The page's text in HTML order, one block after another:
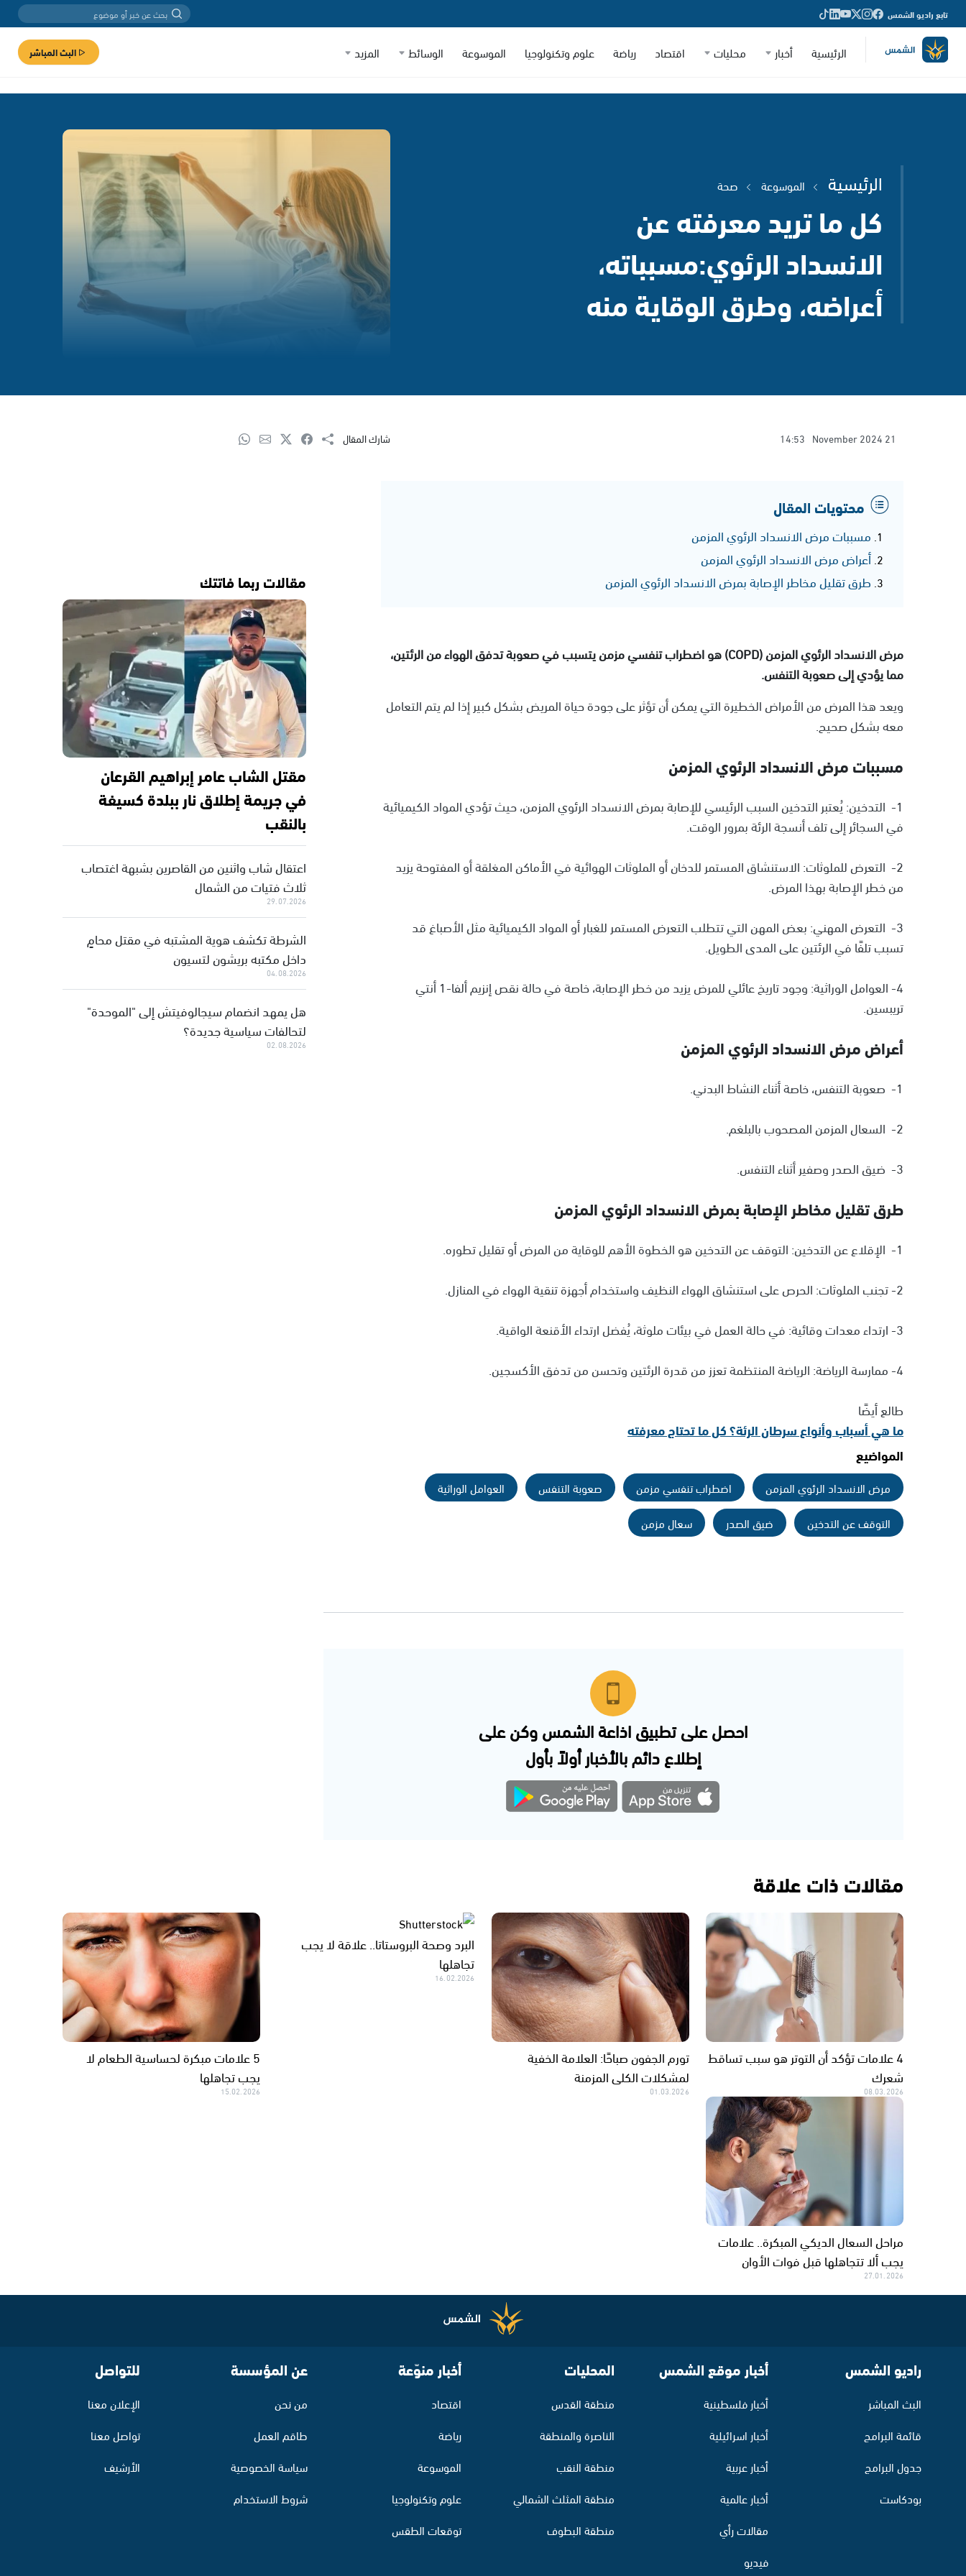
تابع راديو الشمس
الرئيسية أخبار محليات اقتصاد رياضة علوم وتكنولوجيا الموسوعة الوسائط المزيد البث المباشر
الرئيسية الموسوعة صحة
كل ما تريد معرفته عن
الانسداد الرئوي:مسبباته،
أعراضه، وطرق الوقاية منه
21 November 2024
14:53 شارك المقال
محتويات المقال
مسببات مرض الانسداد الرئوي المزمن
أعراض مرض الانسداد الرئوي المزمن
طرق تقليل مخاطر الإصابة بمرض الانسداد الرئوي المزمن
مرض الانسداد الرئوي المزمن (COPD) هو اضطراب تنفسي مزمن يتسبب في صعوبة تدفق الهواء من الرئتين،
مما يؤدي إلى صعوبة التنفس.
ويعد هذا المرض من الأمراض الخطيرة التي يمكن أن تؤثر على جودة حياة المريض بشكل كبير إذا لم يتم التعامل
معه بشكل صحيح.
مسببات مرض الانسداد الرئوي المزمن
1- التدخين: يُعتبر التدخين السبب الرئيسي للإصابة بمرض الانسداد الرئوي المزمن، حيث تؤدي المواد الكيميائية
في السجائر إلى تلف أنسجة الرئة بمرور الوقت.
2- التعرض للملوثات: الاستنشاق المستمر للدخان أو الملوثات الهوائية في الأماكن المغلقة أو المفتوحة يزيد
من خطر الإصابة بهذا المرض.
3- التعرض المهني: بعض المهن التي تتطلب التعرض المستمر للغبار أو المواد الكيميائية مثل الأصباغ قد
تسبب تلفًا في الرئتين على المدى الطويل.
4- العوامل الوراثية: وجود تاريخ عائلي للمرض يزيد من خطر الإصابة، خاصة في حالة نقص إنزيم ألفا-1 أنتي
تريبسين.
أعراض مرض الانسداد الرئوي المزمن
1- صعوبة التنفس، خاصة أثناء النشاط البدني.
2- السعال المزمن المصحوب بالبلغم.
3- ضيق الصدر وصفير أثناء التنفس.
طرق تقليل مخاطر الإصابة بمرض الانسداد الرئوي المزمن
1- الإقلاع عن التدخين: التوقف عن التدخين هو الخطوة الأهم للوقاية من المرض أو تقليل تطوره.
2- تجنب الملوثات: الحرص على استنشاق الهواء النظيف واستخدام أجهزة تنقية الهواء في المنازل.
3- ارتداء معدات وقائية: في حالة العمل في بيئات ملوثة، يُفضل ارتداء الأقنعة الواقية.
4- ممارسة الرياضة: الرياضة المنتظمة تعزز من قدرة الرئتين وتحسن من تدفق الأكسجين.
طالع أيضًا
ما هي أسباب وأنواع سرطان الرئة؟ كل ما تحتاج معرفته
المواضيع
مرض الانسداد الرئوي المزمن اضطراب تنفسي مزمن صعوبة التنفس
العوامل الوراثية
التوقف عن التدخين
ضيق الصدر سعال مزمن
احصل على تطبيق اذاعة الشمس وكن على
إطلاع دائم بالأخبار أولاً بأول
مقالات ربما فاتتك
مقتل الشاب عامر إبراهيم القرعان
في جريمة إطلاق نار ببلدة كسيفة
بالنقب
اعتقال شاب واثنين من القاصرين بشبهة اغتصاب
ثلاث فتيات من الشمال
29.07.2026
الشرطة تكشف هوية المشتبه في مقتل محامٍ
داخل مكتبه بريشون لتسيون
04.08.2026
هل يمهد انضمام سيجالوفيتش إلى "الموحدة"
لتحالفات سياسية جديدة؟
02.08.2026
مقالات ذات علاقة
4 علامات تؤكد أن التوتر هو سبب تساقط
شعرك
08.03.2026
تورم الجفون صباحًا: العلامة الخفية
لمشكلات الكلى المزمنة
01.03.2026
البرد وصحة البروستاتا.. علاقة لا يجب
تجاهلها
16.02.2026
5 علامات مبكرة لحساسية الطعام لا
يجب تجاهلها
15.02.2026
مراحل السعال الديكي المبكرة.. علامات
يجب ألا تتجاهلها قبل فوات الأوان
27.01.2026
راديو الشمس
البث المباشر
قائمة البرامج
جدول البرامج
بودكاست
أخبار موقع الشمس
أخبار فلسطينية
أخبار اسرائيلية
أخبار عربية
أخبار عالمية
مقالات رأي
فيديو
المحليات
منطقة القدس
الناصرة والمنطقة
منطقة النقب
منطقة المثلث الشمالي
منطقة البطوف
أخبار منوّعة
اقتصاد
رياضة
الموسوعة
علوم وتكنولوجيا
توقعات الطقس
عن المؤسسة
من نحن
طاقم العمل
سياسة الخصوصية
شروط الاستخدام
للتواصل
الإعلان معنا
تواصل معنا
الأرشيف